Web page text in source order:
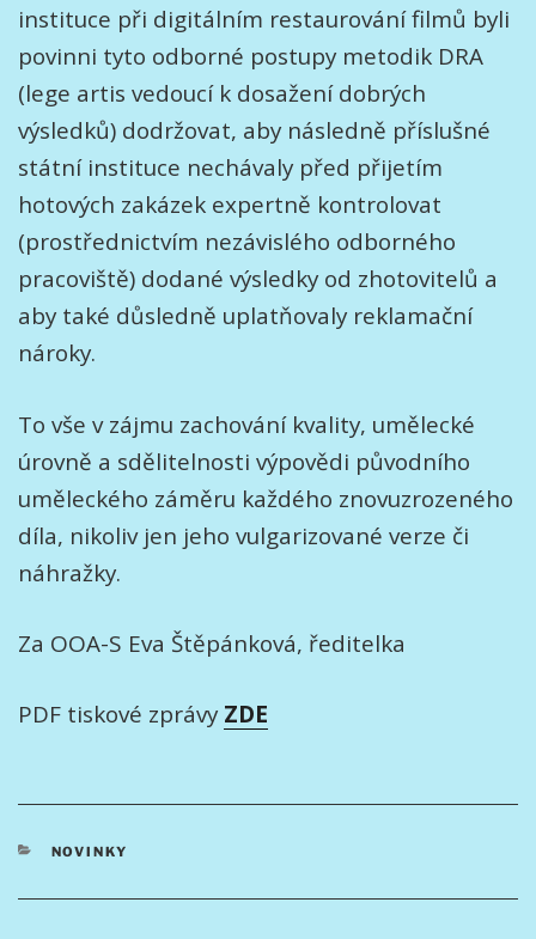
instituce při digitálním restaurování filmů byli
povinni tyto odborné postupy metodik DRA
(lege artis vedoucí k dosažení dobrých
výsledků) dodržovat, aby následně příslušné
státní instituce nechávaly před přijetím
hotových zakázek expertně kontrolovat
(prostřednictvím nezávislého odborného
pracoviště) dodané výsledky od zhotovitelů a
aby také důsledně uplatňovaly reklamační
nároky.
To vše v zájmu zachování kvality, umělecké
úrovně a sdělitelnosti výpovědi původního
uměleckého záměru každého znovuzrozeného
díla, nikoliv jen jeho vulgarizované verze či
náhražky.
Za OOA-S Eva Štěpánková, ředitelka
PDF tiskové zprávy ZDE
RUBRIKY
NOVINKY